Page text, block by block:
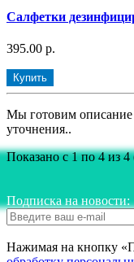
Салфетки
395.00 р.
Купить
Мы готовим описание
уточнения..
Показано с 1 по 4 из 4
Подписка на новости:
Нажимая на кнопку